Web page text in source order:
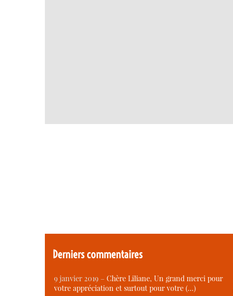
Derniers commentaires
9 janvier 2019 – Chère Liliane, Un grand merci pour
votre appréciation et surtout pour votre (…)